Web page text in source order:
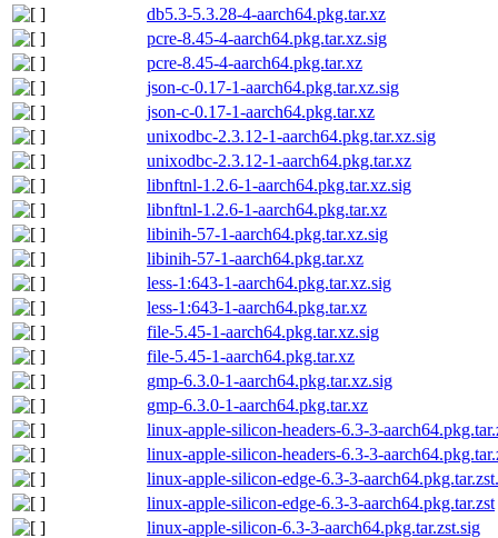
db5.3-5.3.28-4-aarch64.pkg.tar.xz
pcre-8.45-4-aarch64.pkg.tar.xz.sig
pcre-8.45-4-aarch64.pkg.tar.xz
json-c-0.17-1-aarch64.pkg.tar.xz.sig
json-c-0.17-1-aarch64.pkg.tar.xz
unixodbc-2.3.12-1-aarch64.pkg.tar.xz.sig
unixodbc-2.3.12-1-aarch64.pkg.tar.xz
libnftnl-1.2.6-1-aarch64.pkg.tar.xz.sig
libnftnl-1.2.6-1-aarch64.pkg.tar.xz
libinih-57-1-aarch64.pkg.tar.xz.sig
libinih-57-1-aarch64.pkg.tar.xz
less-1:643-1-aarch64.pkg.tar.xz.sig
less-1:643-1-aarch64.pkg.tar.xz
file-5.45-1-aarch64.pkg.tar.xz.sig
file-5.45-1-aarch64.pkg.tar.xz
gmp-6.3.0-1-aarch64.pkg.tar.xz.sig
gmp-6.3.0-1-aarch64.pkg.tar.xz
linux-apple-silicon-headers-6.3-3-
linux-apple-silicon-headers-6.3-3-
linux-apple-silicon-edge-6.3-3-
linux-apple-silicon-edge-6.3-3-aarch64.pkg.tar.zst
linux-apple-silicon-6.3-3-aarch64.pkg.tar.zst.sig